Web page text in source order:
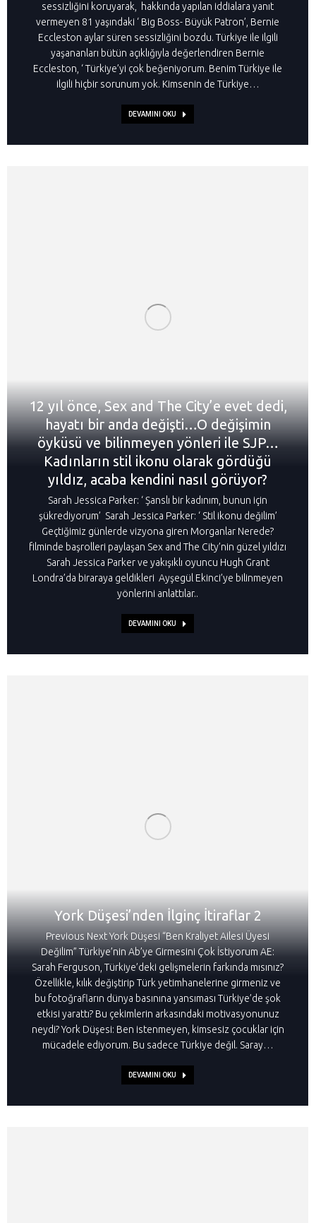
sessizliğini koruyarak, hakkında yapılan iddialara yanıt
vermeyen 81 yaşındaki ‘ Big Boss- Büyük Patron’, Bernie
Eccleston aylar süren sessizliğini bozdu. Türkiye ile ilgili
yaşananları bütün açıklığıyla değerlendiren Bernie
Eccleston, ‘ Türkiye’yi çok beğeniyorum. Benim Türkiye ile
ilgili hiçbir sorunum yok. Kimsenin de Türkiye…
DEVAMINI OKU
12 yıl önce, Sex and The City’e evet dedi,
hayatı bir anda değişti…O değişimin
öyküsü ve bilinmeyen yönleri ile SJP…
Kadınların stil ikonu olarak gördüğü
yıldız, acaba kendini nasıl görüyor?
Sarah Jessica Parker: ‘ Şanslı bir kadınım, bunun için
şükrediyorum’ Sarah Jessica Parker: ‘ Stil ikonu değilim’
Geçtiğimiz günlerde vizyona giren Morganlar Nerede?
filminde başrolleri paylaşan Sex and The City’nin güzel yıldızı
Sarah Jessica Parker ve yakışıklı oyuncu Hugh Grant
Londra’da biraraya geldikleri Ayşegül Ekinci’ye bilinmeyen
yönlerini anlattılar..
DEVAMINI OKU
York Düşesi’nden İlginç İtiraflar 2
Previous Next York Düşesi “Ben Kraliyet Ailesi Üyesi
Değilim” Türkiye’nin Ab’ye Girmesini Çok İstiyorum AE:
Sarah Ferguson, Türkiye’deki gelişmelerin farkında mısınız?
Özellikle, kılık değiştirip Türk yetimhanelerine girmeniz ve
bu fotoğrafların dünya basınına yansıması Türkiye’de şok
etkisi yarattı? Bu çekimlerin arkasındaki motivasyonunuz
neydi? York Düşesi: Ben istenmeyen, kimsesiz çocuklar için
mücadele ediyorum. Bu sadece Türkiye değil. Saray…
DEVAMINI OKU